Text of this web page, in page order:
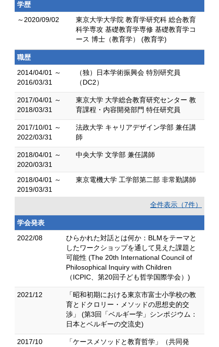
学歴
～2020/09/02
東京大学大学院 教育学研究科 総合教育
科学専攻 基礎教育学専修 基礎教育学コ
ース 博士（教育学） (教育学)
職歴
2014/04/01 ～
2016/03/31
（独）日本学術振興会 特別研究員
（DC2）
2017/04/01 ～
2018/03/31
東京大学 大学総合教育研究センター 教
育課程・内容開発部門 特任研究員
2017/10/01 ～
2022/03/31
法政大学 キャリアデザイン学部 兼任講
師
2018/04/01 ～
2020/03/31
中央大学 文学部 兼任講師
2018/04/01 ～
2019/03/31
東京電機大学 工学部第二部 非常勤講師
全件表示（7件）
学会発表
2022/08
ひらかれた対話とは何か：BLMをテーマと
したワークショップを通して見えた課題と
可能性 (The 20th International Council of
Philosophical Inquiry with Children
（ICPIC、第20回子ども哲学国際学会）)
2021/12
「昭和初期における東京市富士小学校の教
育とドクロリー・メソッドの思想史的交
渉」 (第3回「ベルギー学」シンポジウム：
日本とベルギーの交流史)
2017/10
「ケースメソッドと教育哲学」（共同発